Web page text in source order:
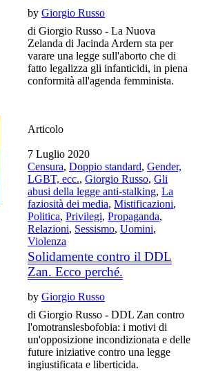
byGiorgio Russo
di Giorgio Russo - La Nuova
Zelanda di Jacinda Ardern sta per
varare una legge sull'aborto che di
fatto legalizza gli infanticidi, in piena
conformità all'agenda femminista.
Articolo
7 Luglio 2020
Censura,Doppio standard,Gender,
LGBT, ecc.,Giorgio Russo,Gli
abusi della legge anti-stalking,La
faziosità dei media,Mistificazioni,
Politica,Privilegi,Propaganda,
Relazioni, Sessismo,Uomini,
Violenza
Solidamente contro il DDL
Zan. Ecco perché.
byGiorgio Russo
di Giorgio Russo - DDL Zan contro
l'omotranslesbofobia: i motivi di
un'opposizione incondizionata e delle
future iniziative contro una legge
ingiustificata e liberticida.